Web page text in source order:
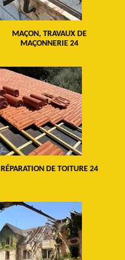
MAÇON, TRAVAUX DE
MAÇONNERIE 24
RÉPARATION DE TOITURE 24